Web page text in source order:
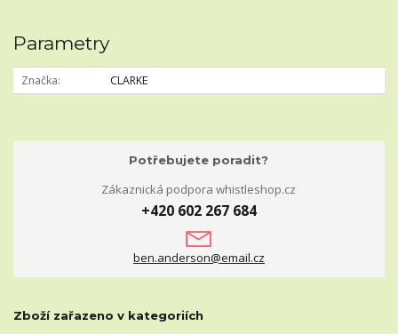
Parametry
Značka CLARKE
Potřebujete poradit?
Zákaznická podpora whistleshop.cz
+420 602 267 684
ben.anderson@email.cz
Zboží zařazeno v kategoriích